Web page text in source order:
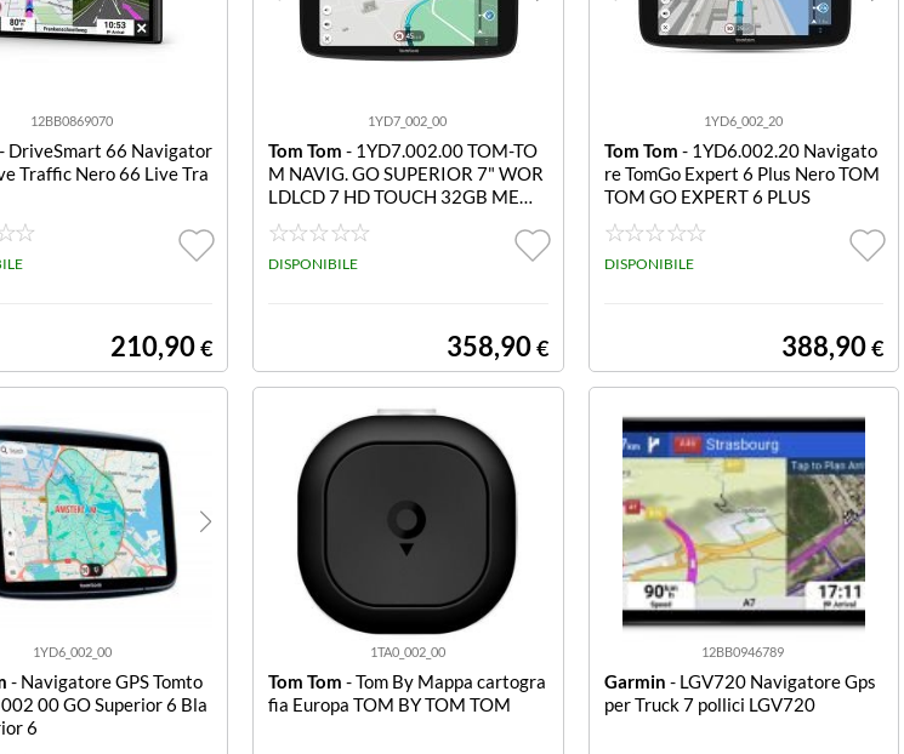
12BB0869070
- DriveSmart 66 Navigator
Traffic Nero 66 Live Tra
210,90€
1YD7_002_00
Tom Tom - 1YD7.002.00 TOM-TO
M NAVIG. GO SUPERIOR 7" WOR
LDLCD 7 HD TOUCH 32GB MEM
ORIA MAPPE A VITA MONDIALI
DISPONIBILE
358,90€
1YD6_002_20
Tom Tom - 1YD6.002.20 Navigato
re TomGo Expert 6 Plus Nero TOM
TOM GO EXPERT 6 PLUS
DISPONIBILE
388,90€
1YD6_002_00
- Navigatore GPS Tomto
00 GO Superior 6 Bla
6
1TA0_002_00
Tom Tom - Tom By Mappa cartogra
fia Europa TOM BY TOM TOM
12BB0946789
Garmin - LGV720 Navigatore Gps
per Truck 7 pollici LGV720